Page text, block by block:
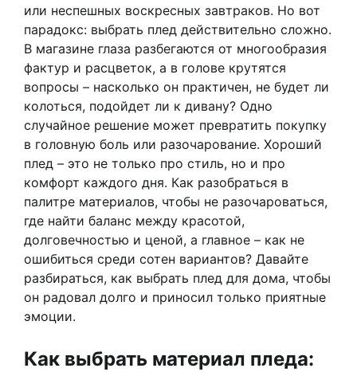
или неспешных воскресных завтраков. Но вот
парадокс: выбрать плед действительно сложно.
В магазине глаза разбегаются от многообразия
фактур и расцветок, а в голове крутятся
вопросы – насколько он практичен, не будет ли
колоться, подойдет ли к дивану? Одно
случайное решение может превратить покупку
в головную боль или разочарование. Хороший
плед – это не только про стиль, но и про
комфорт каждого дня. Как разобраться в
палитре материалов, чтобы не разочароваться,
где найти баланс между красотой,
долговечностью и ценой, а главное – как не
ошибиться среди сотен вариантов? Давайте
разбираться, как выбрать плед для дома, чтобы
он радовал долго и приносил только приятные
эмоции.
Как выбрать материал пледа: